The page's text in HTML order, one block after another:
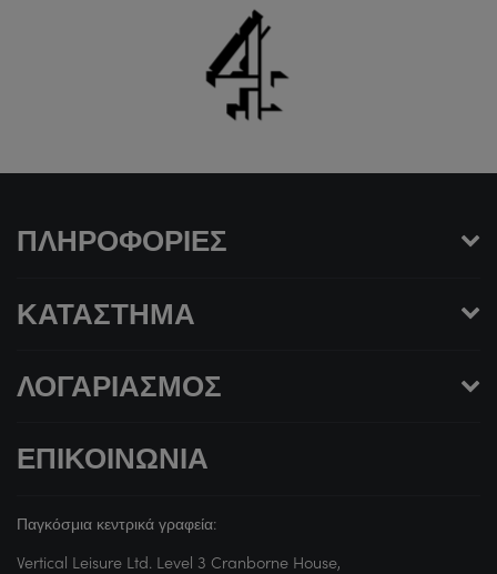
ΠΛΗΡΟΦΟΡΊΕΣ
ΚΑΤΆΣΤΗΜΑ
ΛΟΓΑΡΙΑΣΜΌΣ
ΕΠΙΚΟΙΝΩΝΊΑ
Παγκόσμια κεντρικά γραφεία:
Vertical Leisure Ltd. Level 3 Cranborne House,